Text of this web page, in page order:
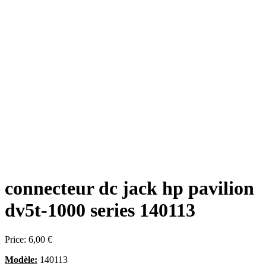
connecteur dc jack hp pavilion
dv5t-1000 series 140113
Price: 6,00 €
Modèle: 140113